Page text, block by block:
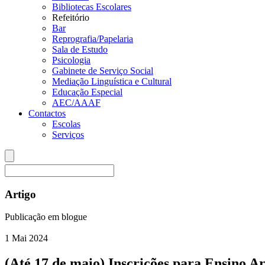
Bibliotecas Escolares
Refeitório
Bar
Reprografia/Papelaria
Sala de Estudo
Psicologia
Gabinete de Serviço Social
Mediação Linguística e Cultural
Educação Especial
AEC/AAAF
Contactos
Escolas
Serviços
Artigo
Publicação em blogue
1 Mai 2024